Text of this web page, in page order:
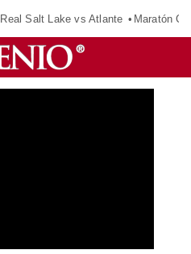
Real Salt Lake vs Atlante Maratón